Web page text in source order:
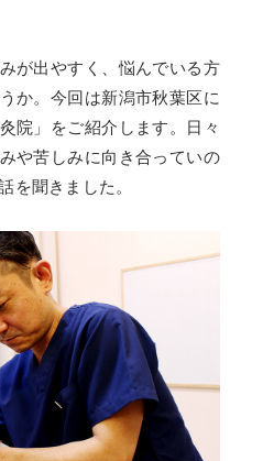
が出やすく、悩んでいる方
か。今回は新潟市秋葉区に
院」をご紹介します。日々
や苦しみに向き合っていの
を聞きました。